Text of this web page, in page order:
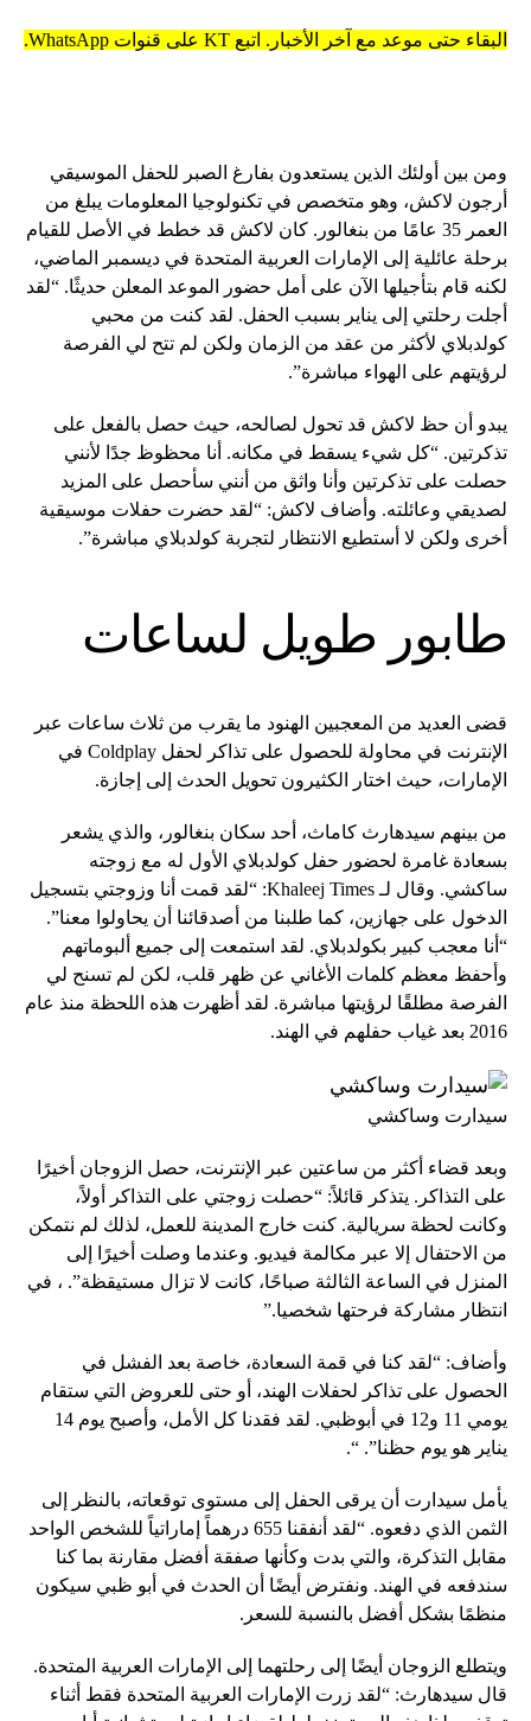
البقاء حتى موعد مع آخر الأخبار. اتبع KT على قنوات WhatsApp.
ومن بين أولئك الذين يستعدون بفارغ الصبر للحفل الموسيقي
أرجون لاكش، وهو متخصص في تكنولوجيا المعلومات يبلغ من
العمر 35 عامًا من بنغالور. كان لاكش قد خطط في الأصل للقيام
برحلة عائلية إلى الإمارات العربية المتحدة في ديسمبر الماضي،
لكنه قام بتأجيلها الآن على أمل حضور الموعد المعلن حديثًا. “لقد
أجلت رحلتي إلى يناير بسبب الحفل. لقد كنت من محبي
كولدبلاي لأكثر من عقد من الزمان ولكن لم تتح لي الفرصة
لرؤيتهم على الهواء مباشرة”.
يبدو أن حظ لاكش قد تحول لصالحه، حيث حصل بالفعل على
تذكرتين. “كل شيء يسقط في مكانه. أنا محظوظ جدًا لأنني
حصلت على تذكرتين وأنا واثق من أنني سأحصل على المزيد
لصديقي وعائلته. وأضاف لاكش: “لقد حضرت حفلات موسيقية
أخرى ولكن لا أستطيع الانتظار لتجربة كولدبلاي مباشرة”.
طابور طويل لساعات
قضى العديد من المعجبين الهنود ما يقرب من ثلاث ساعات عبر
الإنترنت في محاولة للحصول على تذاكر لحفل Coldplay في
الإمارات، حيث اختار الكثيرون تحويل الحدث إلى إجازة.
من بينهم سيدهارث كاماث، أحد سكان بنغالور، والذي يشعر
بسعادة غامرة لحضور حفل كولدبلاي الأول له مع زوجته
ساكشي. وقال لـ Khaleej Times: “لقد قمت أنا وزوجتي بتسجيل
الدخول على جهازين، كما طلبنا من أصدقائنا أن يحاولوا معنا”.
“أنا معجب كبير بكولدبلاي. لقد استمعت إلى جميع ألبوماتهم
وأحفظ معظم كلمات الأغاني عن ظهر قلب، لكن لم تسنح لي
الفرصة مطلقًا لرؤيتها مباشرة. لقد أظهرت هذه اللحظة منذ عام
2016 بعد غياب حفلهم في الهند.
سيدارت وساكشي
وبعد قضاء أكثر من ساعتين عبر الإنترنت، حصل الزوجان أخيرًا
على التذاكر. يتذكر قائلاً: “حصلت زوجتي على التذاكر أولاً،
وكانت لحظة سريالية. كنت خارج المدينة للعمل، لذلك لم نتمكن
من الاحتفال إلا عبر مكالمة فيديو. وعندما وصلت أخيرًا إلى
المنزل في الساعة الثالثة صباحًا، كانت لا تزال مستيقظة”. ، في
انتظار مشاركة فرحتها شخصيا.”
وأضاف: “لقد كنا في قمة السعادة، خاصة بعد الفشل في
الحصول على تذاكر لحفلات الهند، أو حتى للعروض التي ستقام
يومي 11 و12 في أبوظبي. لقد فقدنا كل الأمل، وأصبح يوم 14
يناير هو يوم حظنا”. “.
يأمل سيدارت أن يرقى الحفل إلى مستوى توقعاته، بالنظر إلى
الثمن الذي دفعوه. “لقد أنفقنا 655 درهماً إماراتياً للشخص الواحد
مقابل التذكرة، والتي بدت وكأنها صفقة أفضل مقارنة بما كنا
سندفعه في الهند. ونفترض أيضًا أن الحدث في أبو ظبي سيكون
منظمًا بشكل أفضل بالنسبة للسعر.
ويتطلع الزوجان أيضًا إلى رحلتهما إلى الإمارات العربية المتحدة.
قال سيدهارث: “لقد زرت الإمارات العربية المتحدة فقط أثناء